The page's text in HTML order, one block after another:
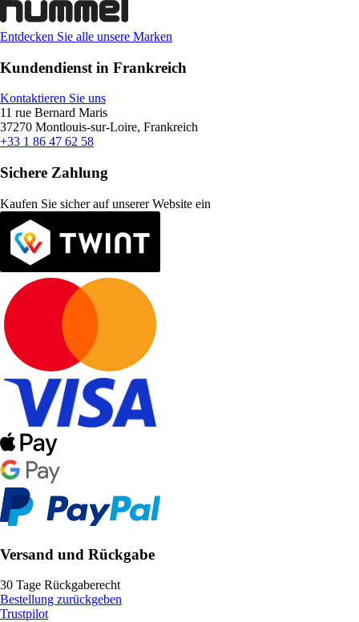
Entdecken Sie alle unsere Marken
Kundendienst in Frankreich
Kontaktieren Sie uns
11 rue Bernard Maris
37270 Montlouis-sur-Loire, Frankreich
+33 1 86 47 62 58
Sichere Zahlung
Kaufen Sie sicher auf unserer Website ein
Versand und Rückgabe
30 Tage Rückgaberecht
Bestellung zurückgeben
Trustpilot